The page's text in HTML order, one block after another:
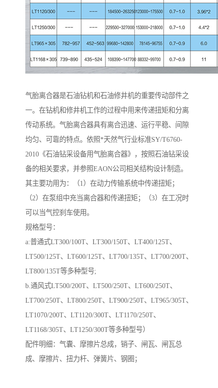
气胎离合器是石油钻机和石油修井机的重要传动部件之
一。在钻机和修井机工作的过程中用来传递扭矩和分离
传动系统。气胎离合器具有离合迅速、运行平稳、间隙
均匀、可靠的特点。依照*天然气行业标准SY/T6760-
2010《石油钻采设备用气胎离合器》，按照石油钻采设
备的相关要求，并参照EAON公司相关结构设计制造。
其主要功用为：（1）在动力传输系统中传递扭矩；
（2）在泵组中充当离合器和传递扭矩；（3）在工况时
可以当气控刹车使用。
规格型号：
a:普通式LT300/100T、LT300/150T、LT400/125T、
LT500/125T、LT600/125T、LT700/135T、LT700/200T、
LT800/135T等多种型号;
b.通风式LT500/200T、LT500/250T、LT600/250T、
LT700/250T、LT800/250T、LT900/250T、LT965/305T、
LT1070/200T、LT1120/300T、LT1170/250T、
LT1168/305T、LT1250/300T等多种型号）
配件明细：气囊、摩擦片总成，销子、闸瓦、闸瓦总
成、摩擦片、扭力杆、弹簧片、钢圈；